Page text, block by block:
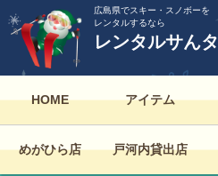
広島県でスキー・スノボーを
レンタルするなら
レンタルサんタ
HOME アイテム
めがひら店 戸河内貸出店